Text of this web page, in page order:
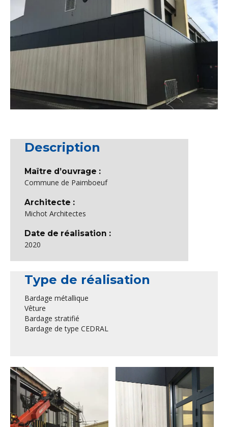
Description
Maître d’ouvrage :
Commune de Paimboeuf
Architecte :
Michot Architectes
Date de réalisation :
2020
Type de réalisation
Bardage métallique
Vêture
Bardage stratifié
Bardage de type CEDRAL